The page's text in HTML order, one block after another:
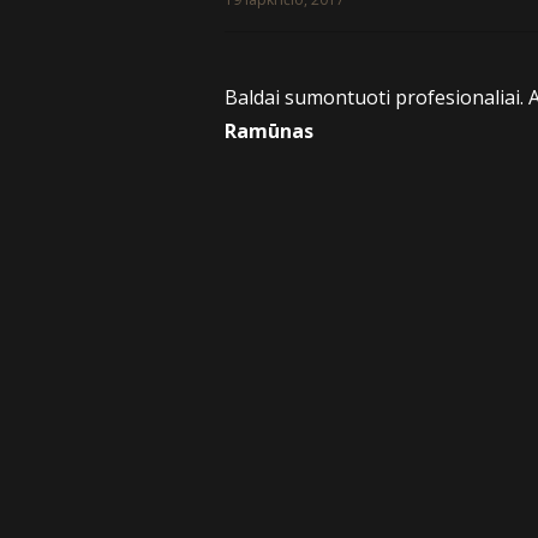
Baldai sumontuoti profesionaliai.
Ramūnas